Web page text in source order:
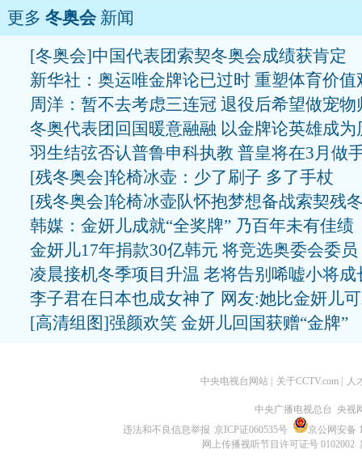
更多 冬奥会新闻
[冬奥会]中国代表团索契冬奥会成绩获肯定
新华社：奥运唯金牌论已过时 重塑体育价值
周洋：暂不去考虑三连冠 退役后希望做宠物
冬奥代表团回国暖意融融 以金牌论英雄成为
羽生结弦否认普鲁申科执教 普皇将在3月做
[残冬奥会]轮椅冰壶：少了刷子 多了手杖
[残冬奥会]轮椅冰壶队怀抱梦想备战索契残
韩媒：金妍儿成就“全奖牌” 乃百年未有佳绩
金妍儿17年捐款30亿韩元 将竞选奥委会委员
凌晨接机冬季项目升温 老将告别唏嘘小将成
李子君在日本也成女神了 网友:她比金妍儿
[高清组图]强颜欢笑 金妍儿回国获赠“金牌”
中央电视台网站 关于CCTV.com 人
中央广播电视总台 央视
违法和不良信息举报 京ICP证060535号
京公网安备
网上传播视听节目许可证号 0102002